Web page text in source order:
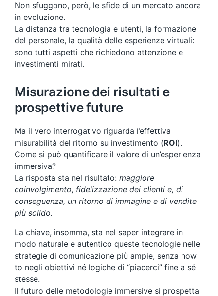
Non sfuggono, però, le sfide di un mercato ancora
in evoluzione.
La distanza tra tecnologia e utenti, la formazione
del personale, la qualità delle esperienze virtuali:
sono tutti aspetti che richiedono attenzione e
investimenti mirati.
Misurazione dei risultati e
prospettive future
Ma il vero interrogativo riguarda l’effettiva
misurabilità del ritorno su investimento (ROI).
Come si può quantificare il valore di un’esperienza
immersiva?
La risposta sta nel risultato: maggiore
coinvolgimento, fidelizzazione dei clienti e, di
conseguenza, un ritorno di immagine e di vendite
più solido.
La chiave, insomma, sta nel saper integrare in
modo naturale e autentico queste tecnologie nelle
strategie di comunicazione più ampie, senza how
to negli obiettivi né logiche di “piacerci” fine a sé
stesse.
Il futuro delle metodologie immersive si prospetta